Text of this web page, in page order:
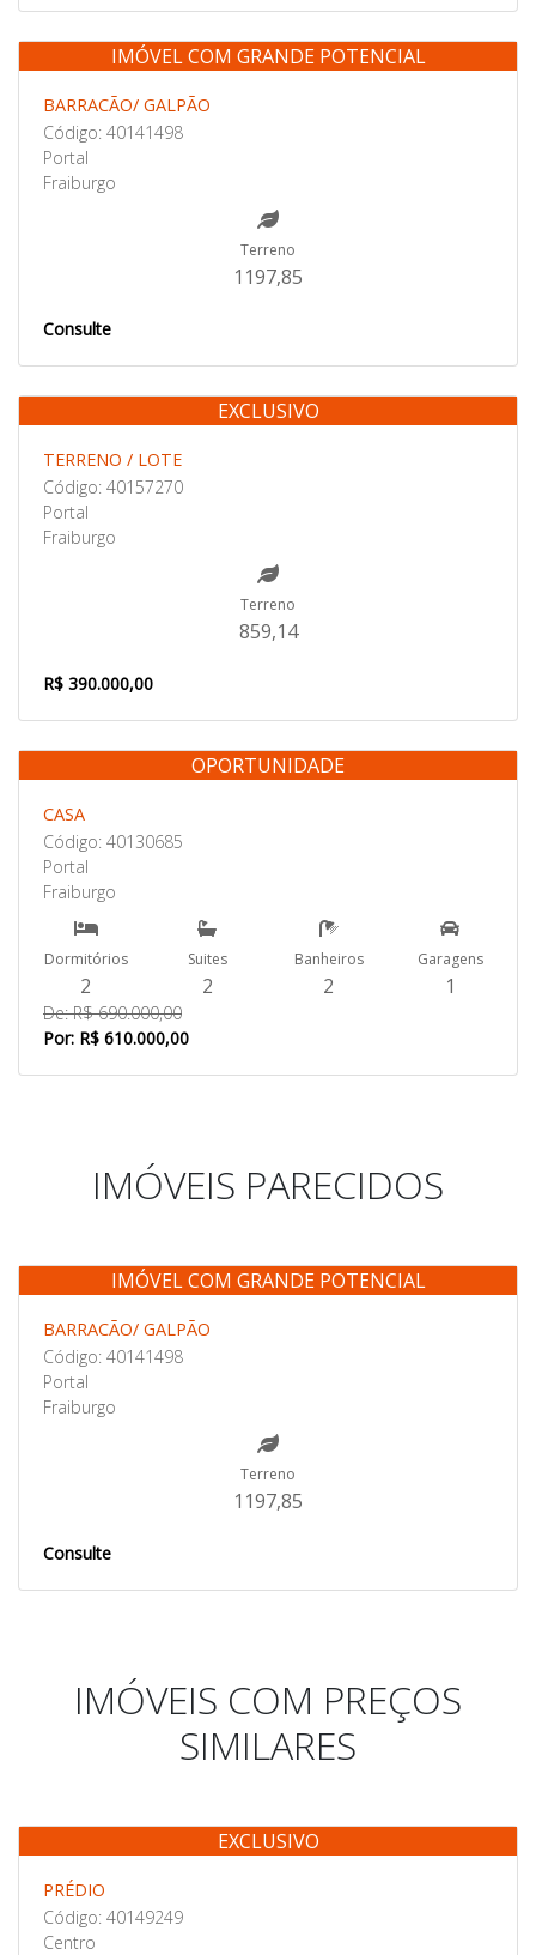
Venda
IMÓVEL COM GRANDE POTENCIAL
BARRACÃO/ GALPÃO
Código: 40141498
Portal
Fraiburgo
Terreno
1197,85
Consulte
Venda
EXCLUSIVO
TERRENO / LOTE
Código: 40157270
Portal
Fraiburgo
Terreno
859,14
R$ 390.000,00
Venda
OPORTUNIDADE
CASA
Código: 40130685
Portal
Fraiburgo
Dormitórios
2
Suites
2
Banheiros
2
Garagens
1
De: R$ 690.000,00
Por: R$ 610.000,00
IMÓVEIS PARECIDOS
Venda
IMÓVEL COM GRANDE POTENCIAL
BARRACÃO/ GALPÃO
Código: 40141498
Portal
Fraiburgo
Terreno
1197,85
Consulte
IMÓVEIS COM PREÇOS
SIMILARES
Venda
EXCLUSIVO
PRÉDIO
Código: 40149249
Centro